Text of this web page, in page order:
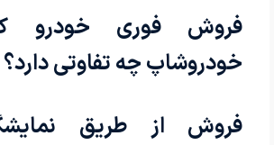
فروش فوری خودرو
خودروشاپ چه تفاوتی دارد؟
فروش از طریق